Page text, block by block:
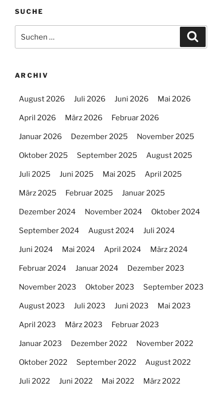
SUCHE
nach:
ARCHIV
August 2026 Juli 2026 Juni 2026 Mai 2026
April 2026 März 2026 Februar 2026
Januar 2026 Dezember 2025 November 2025
Oktober 2025 September 2025 August 2025
Juli 2025 Juni 2025 Mai 2025 April 2025
März 2025 Februar 2025 Januar 2025
Dezember 2024 November 2024 Oktober 2024
September 2024 August 2024 Juli 2024
Juni 2024 Mai 2024 April 2024 März 2024
Februar 2024 Januar 2024 Dezember 2023
November 2023 Oktober 2023 September 2023
August 2023 Juli 2023 Juni 2023 Mai 2023
April 2023 März 2023 Februar 2023
Januar 2023 Dezember 2022 November 2022
Oktober 2022 September 2022 August 2022
Juli 2022 Juni 2022 Mai 2022 März 2022